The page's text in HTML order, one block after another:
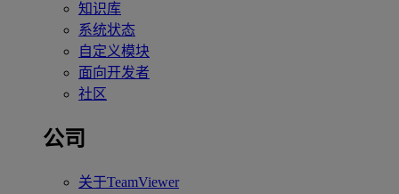
知识库
系统状态
自定义模块
面向开发者
社区
公司
关于TeamViewer